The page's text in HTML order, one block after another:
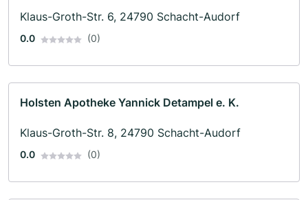
Klaus-Groth-Str. 6, 24790 Schacht-Audorf
0.0 (0)
Holsten Apotheke Yannick Detampel e. K.
Klaus-Groth-Str. 8, 24790 Schacht-Audorf
0.0 (0)